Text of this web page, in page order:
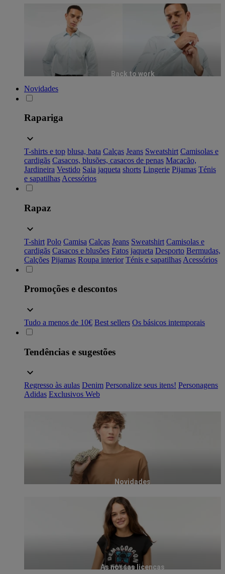
Back to work
Novidades
Rapariga
T-shirts e top blusa, bata Calças Jeans Sweatshirt Camisolas e
cardigãs Casacos, blusões, casacos de penas Macacão,
Jardineira Vestido Saia jaqueta shorts Lingerie Pijamas Ténis
e sapatilhas Acessórios
Rapaz
T-shirt Polo Camisa Calças Jeans Sweatshirt Camisolas e
cardigãs Casacos e blusões Fatos jaqueta Desporto Bermudas,
Calções Pijamas Roupa interior Ténis e sapatilhas Acessórios
Promoções e descontos
Tudo a menos de 10€ Best sellers Os básicos intemporais
Tendências e sugestões
Regresso às aulas Denim Personalize seus itens! Personagens
Adidas Exclusivos Web
Novidades
As nossas licenças